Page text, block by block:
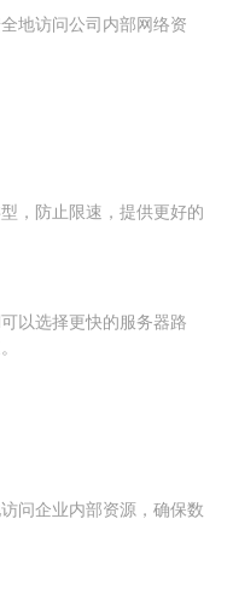
地访问公司内部网络资
，防止限速，提供更好的
以选择更快的服务器路
问企业内部资源，确保数